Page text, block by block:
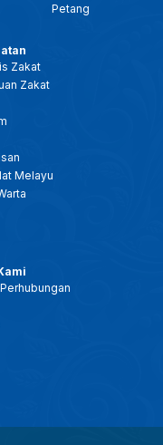
Petang
Zakat
Zakat
Melayu